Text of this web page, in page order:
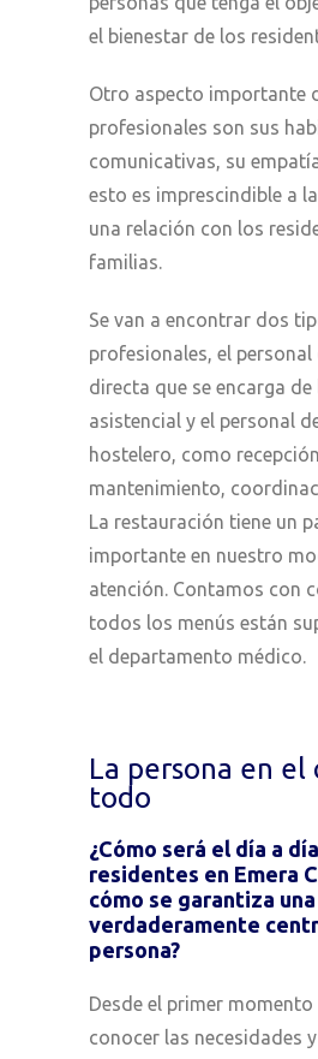
el bienestar de los
Otro aspecto importante
profesionales son sus
comunicativas, su
esto es imprescindible a
una relación con los
familias.
Se van a encontrar dos
profesionales, el personal
directa que se encarga de
asistencial y el personal
hostelero, como
mantenimiento,
La restauración tiene un
importante en nuestro
atención. Contamos con
todos los menús están
el departamento médico.
La persona en el
todo
¿Cómo será el día a
residentes en Emera
cómo se garantiza
verdaderamente
persona?
Desde el primer
conocer las necesidades